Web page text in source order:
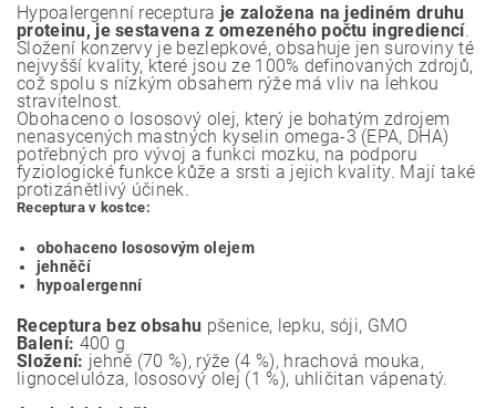
Hypoalergenní receptura je založena na jediném druhu
proteinu, je sestavena z omezeného počtu ingrediencí.
Složení konzervy je bezlepkové, obsahuje jen suroviny té
nejvyšší kvality, které jsou ze 100% definovaných zdrojů,
což spolu s nízkým obsahem rýže má vliv na lehkou
stravitelnost.
Obohaceno o lososový olej, který je bohatým zdrojem
nenasycených mastných kyselin omega-3 (EPA, DHA)
potřebných pro vývoj a funkci mozku, na podporu
fyziologické funkce kůže a srsti a jejich kvality. Mají také
protizánětlivý účinek.
Receptura v kostce:
obohaceno lososovým olejem
jehněčí
hypoalergenní
Receptura bez obsahu pšenice, lepku, sóji, GMO
Balení: 400 g
Složení: jehně (70 %), rýže (4 %), hrachová mouka,
lignocelulóza, lososový olej (1 %), uhličitan vápenatý.